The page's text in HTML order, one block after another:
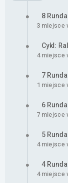
8
3 miejsce
Cykl:
4 miejsce
7
1 miejsce
6
7 miejsce
5
4 miejsce
4
4 miejsce